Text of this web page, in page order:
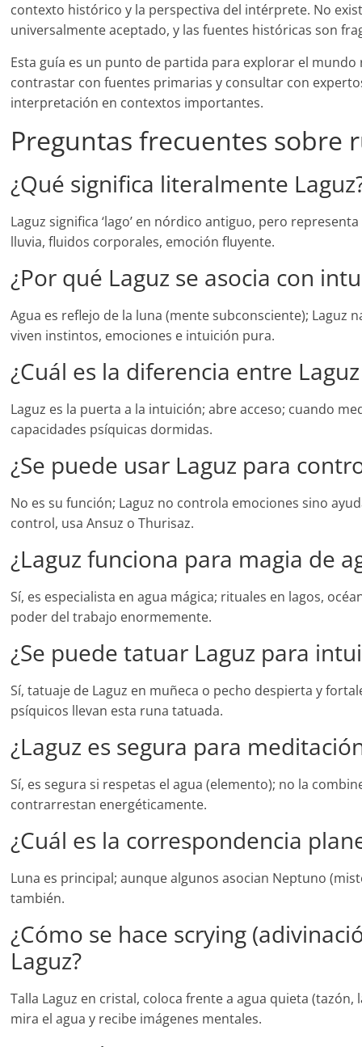
contexto histórico y la perspectiva del intérprete. No
universalmente aceptado, y las fuentes históricas son
Esta guía es un punto de partida para explorar el
contrastar con fuentes primarias y consultar con
interpretación en contextos importantes.
Preguntas frecuentes sobre
¿Qué significa literalmente
Laguz significa ‘lago’ en nórdico antiguo, pero
lluvia, fluidos corporales, emoción fluyente.
¿Por qué Laguz se asocia con
Agua es reflejo de la luna (mente subconsciente); Laguz
viven instintos, emociones e intuición pura.
¿Cuál es la diferencia entre
Laguz es la puerta a la intuición; abre acceso; cuando
capacidades psíquicas dormidas.
¿Se puede usar Laguz para
No es su función; Laguz no controla emociones sino
control, usa Ansuz o Thurisaz.
¿Laguz funciona para magia de
Sí, es especialista en agua mágica; rituales en lagos,
poder del trabajo enormemente.
¿Se puede tatuar Laguz para
Sí, tatuaje de Laguz en muñeca o pecho despierta y
psíquicos llevan esta runa tatuada.
¿Laguz es segura para
Sí, es segura si respetas el agua (elemento); no la
contrarrestan energéticamente.
¿Cuál es la correspondencia
Luna es principal; aunque algunos asocian Neptuno
también.
¿Cómo se hace scrying
Laguz?
Talla Laguz en cristal, coloca frente a agua quieta
mira el agua y recibe imágenes mentales.